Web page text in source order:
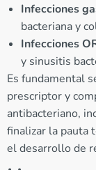
Infecciones
bacteriana y
Infecciones
y sinusitis
Es fundamental
prescriptor y
antibacteriano,
finalizar la pauta
el desarrollo de